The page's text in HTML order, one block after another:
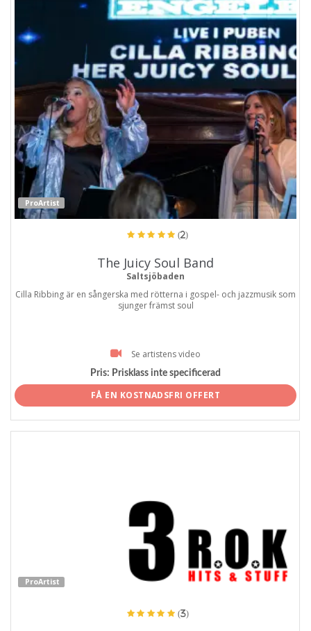
ProArtist
(2)
The Juicy Soul Band
Saltsjöbaden
Cilla Ribbing är en sångerska med rötterna i gospel- och jazzmusik som
sjunger främst soul
Se artistens video
Pris: Prisklass inte specificerad
FÅ EN KOSTNADSFRI OFFERT
ProArtist
(3)